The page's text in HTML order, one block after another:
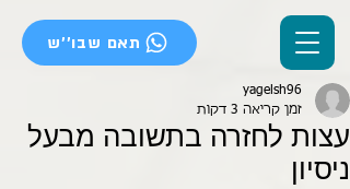
תאם שבו''ש
עצות לחזרה בתשובה מבעל
ניסיון
yagelsh96
זמן קריאה 3 דקות